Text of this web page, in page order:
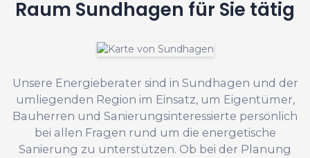
Raum Sundhagen für Sie tätig
Unsere Energieberater sind in Sundhagen und der
umliegenden Region im Einsatz, um Eigentümer,
Bauherren und Sanierungsinteressierte persönlich
bei allen Fragen rund um die energetische
Sanierung zu unterstützen. Ob bei der Planung